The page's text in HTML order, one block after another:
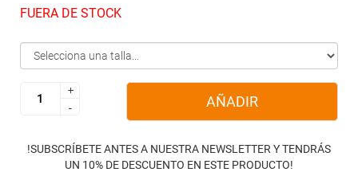
FUERA DE STOCK
+
-
+
-
AÑADIR
!SUBSCRÍBETE ANTES A NUESTRA NEWSLETTER Y TENDRÁS
UN 10% DE DESCUENTO EN ESTE PRODUCTO!